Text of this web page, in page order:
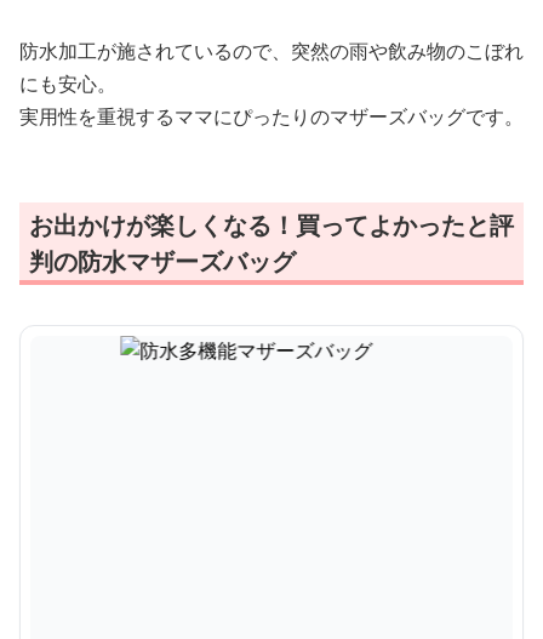
防水加工が施されているので、突然の雨や飲み物のこぼれ
にも安心。
実用性を重視するママにぴったりのマザーズバッグです。
お出かけが楽しくなる！買ってよかったと評
判の防水マザーズバッグ